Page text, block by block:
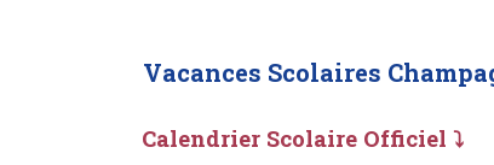
Vacances Scolaires
Calendrier Scolaire Officiel ⤵